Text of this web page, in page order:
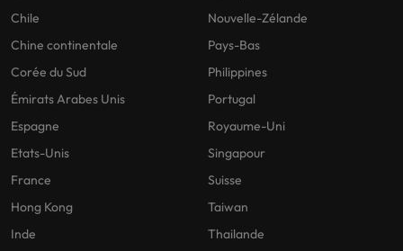
Chile
Chine continentale
Corée du Sud
Émirats Arabes Unis
Espagne
Etats-Unis
France
Hong Kong
Inde
Nouvelle-Zélande
Pays-Bas
Philippines
Portugal
Royaume-Uni
Singapour
Suisse
Taiwan
Thailande